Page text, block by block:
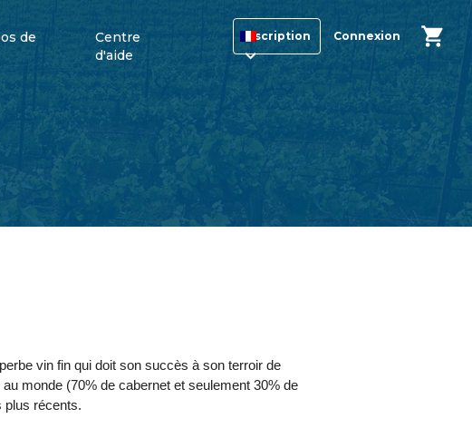
de
Centre
d'aide
Inscription Connexion
vin fin qui doit son succès à son terroir de
monde (70% de cabernet et seulement 30% de
plus récents.